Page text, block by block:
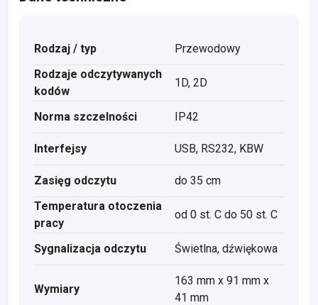
Rodzaj / typ
Przewodowy
Rodzaje odczytywanych
kodów
1D, 2D
Norma szczelności IP42
Interfejsy USB, RS232, KBW
Zasięg odczytu
do 35 cm
Temperatura otoczenia
pracy
od 0 st. C do 50 st. C
Sygnalizacja odczytu Świetlna, dźwiękowa
Wymiary
163 mm x 91 mm x
41 mm